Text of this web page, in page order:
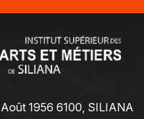
1956 6100, SILIANA